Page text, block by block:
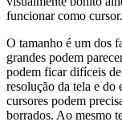
funcionar como cursor.
O tamanho é um dos
grandes podem
podem ficar difíceis
resolução da tela e do
cursores podem
borrados. Ao mesmo